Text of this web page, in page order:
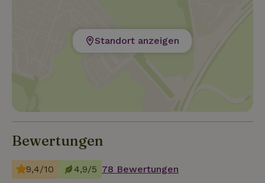
Standort anzeigen
Bewertungen
9,4/10 4,9/5 78 Bewertungen